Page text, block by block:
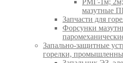
мазутные
Запчасти для
Форсунки
Запально-защитные
горелки,